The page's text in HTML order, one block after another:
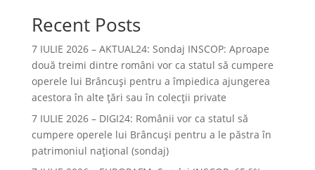
Recent Posts
7 IULIE 2026 – AKTUAL24: Sondaj INSCOP: Aproape
două treimi dintre români vor ca statul să cumpere
operele lui Brâncuşi pentru a împiedica ajungerea
acestora în alte ţări sau în colecţii private
7 IULIE 2026 – DIGI24: Românii vor ca statul să
cumpere operele lui Brâncuși pentru a le păstra în
patrimoniul național (sondaj)